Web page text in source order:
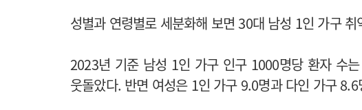
성별과 연령별로 세분화해 보면 30대 남성 1인 가구 취
2023년 기준 남성 1인 가구 인구 1000명당 환자 수
웃돌았다. 반면 여성은 1인 가구 9.0명과 다인 가구